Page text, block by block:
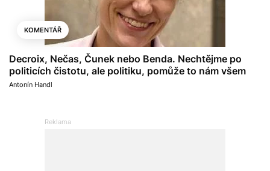
KOMENTÁŘ
Decroix, Nečas, Čunek nebo Benda. Nechtějme po
politicích čistotu, ale politiku, pomůže to nám všem
Antonín Handl